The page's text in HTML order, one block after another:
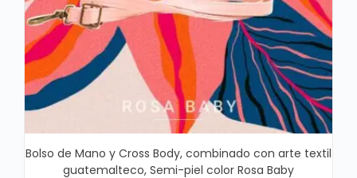
Bolso de Mano y Cross Body, combinado con arte textil
guatemalteco, Semi-piel color Rosa Baby